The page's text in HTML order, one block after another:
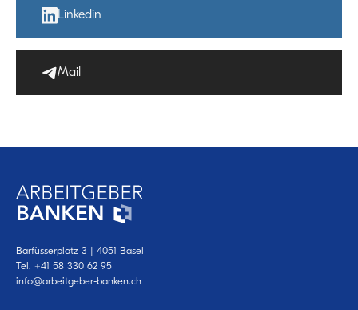
Linkedin
Mail
Barfüsserplatz 3 | 4051 Basel
Tel. +41 58 330 62 95
info@arbeitgeber-banken.ch